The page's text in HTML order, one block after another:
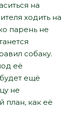
на
ходить на
парень не
собаку.
её
ещё
не
план, как её